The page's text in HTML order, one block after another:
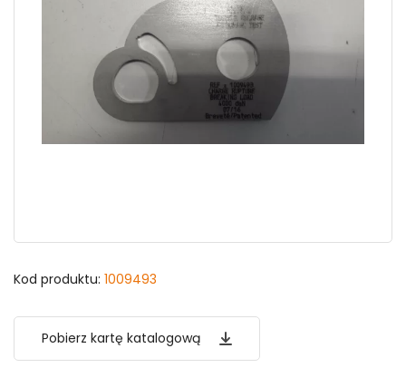
Kod produktu: 1009493
Pobierz kartę katalogową